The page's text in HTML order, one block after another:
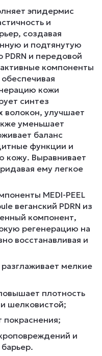
эпидермис
и
создавая
и подтянутую
и передовой
компоненты
кожи
синтез
волокон, улучшает
уменьшает
баланс
функции и
кожу. Выравнивает
ему легкое
MEDI-PEEL
веганский PDRN из
компонент,
регенерацию на
восстанавливая и
мелкие
плотность
шелковистой;
покраснения;
и